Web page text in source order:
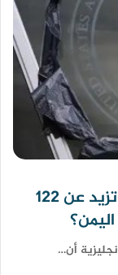
كيف وصلت معدات أمريكية بقيمة تزيد عن 122
أن…